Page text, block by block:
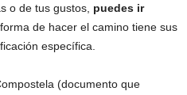
o de tus gustos, puedes ir
forma de hacer el camino tiene sus
específica.
(documento que